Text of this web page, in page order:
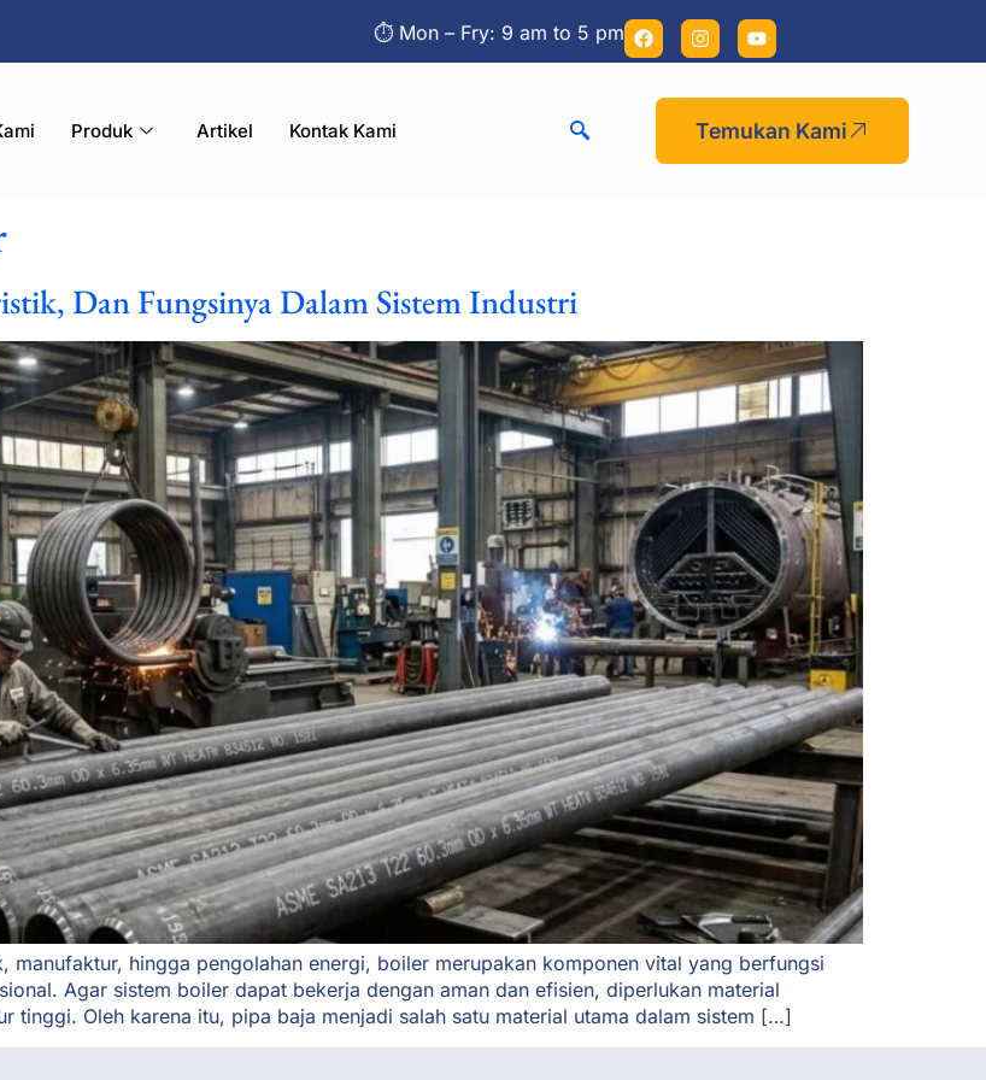
⏱︎ Mon – Fry: 9 am to 5 pm
Produk Artikel Kontak Kami Temukan Kami
Dan Fungsinya Dalam Sistem Industri
hingga pengolahan energi, boiler merupakan komponen vital yang berfungsi
Agar sistem boiler dapat bekerja dengan aman dan efisien, diperlukan material
tinggi. Oleh karena itu, pipa baja menjadi salah satu material utama dalam sistem […]